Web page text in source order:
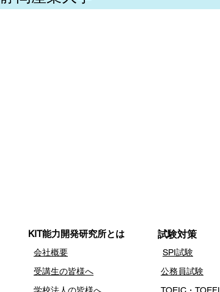
​KIT能力開発研究所とは ​試験対策
​会社概要
​受講生の皆様へ
SPI試験
公務員試験